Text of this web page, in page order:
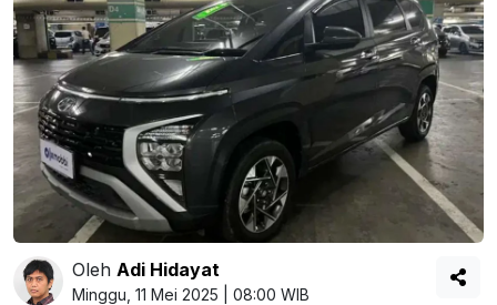
Oleh Adi Hidayat
Minggu, 11 Mei 2025 | 08:00 WIB